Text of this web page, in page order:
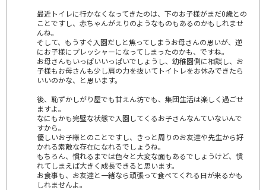
最近トイレに行かなくなってきたのは、下のお子様がまだ0歳との
ことですし、赤ちゃんがえりのようなものもあるのかもしれませ
んね。
そして、もうすぐ入園だしと焦ってしまうお母さんの思いが、逆
にお子様にプレッシャーになってしまったのかも、ですね。
お母さんもいっぱいいっぱいでしょうし、幼稚園側に相談し、お
子様もお母さんも少し肩の力を抜いてトイトレをお休みできたら
いいのかな、と思います。
後、恥ずかしがり屋でも甘えん坊でも、集団生活は楽しく過ごせ
ますよ。
なにもかも完璧な状態で入園してくるお子さんなんていないんで
すから。
優しいお子様とのことですし、きっと周りのお友達や先生から好
かれる素敵な存在になれるでしょうね。
もちろん、慣れるまでは色々と大変な面もあるでしょうけど、慣
れてしまえば大きく成長できると思います。
お食事も、お友達と一緒なら頑張って食べてくれる日が来るかも
しれませんよ。